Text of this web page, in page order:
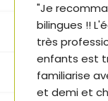
"Je
bilingues !!
très
enfants est
familiarise
et demi et